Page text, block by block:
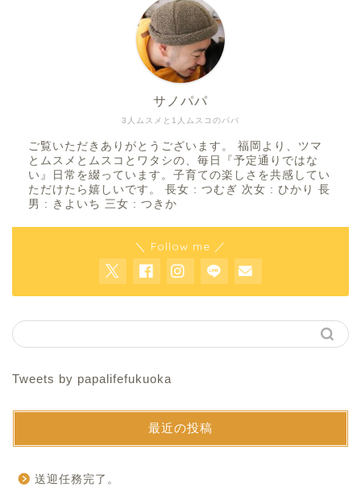
3人ムスメと1人ムスコのパパ
サノパパ
ご覧いただきありがとうございます。 福岡より、ツマ
とムスメとムスコとワタシの、毎日『予定通りではな
い』日常を綴っています。子育ての楽しさを共感してい
ただけたら嬉しいです。 長女 : つむぎ 次女 : ひかり 長
男 : きよいち 三女 : つきか
＼ Follow me ／
Tweets by papalifefukuoka
最近の投稿
送迎任務完了。